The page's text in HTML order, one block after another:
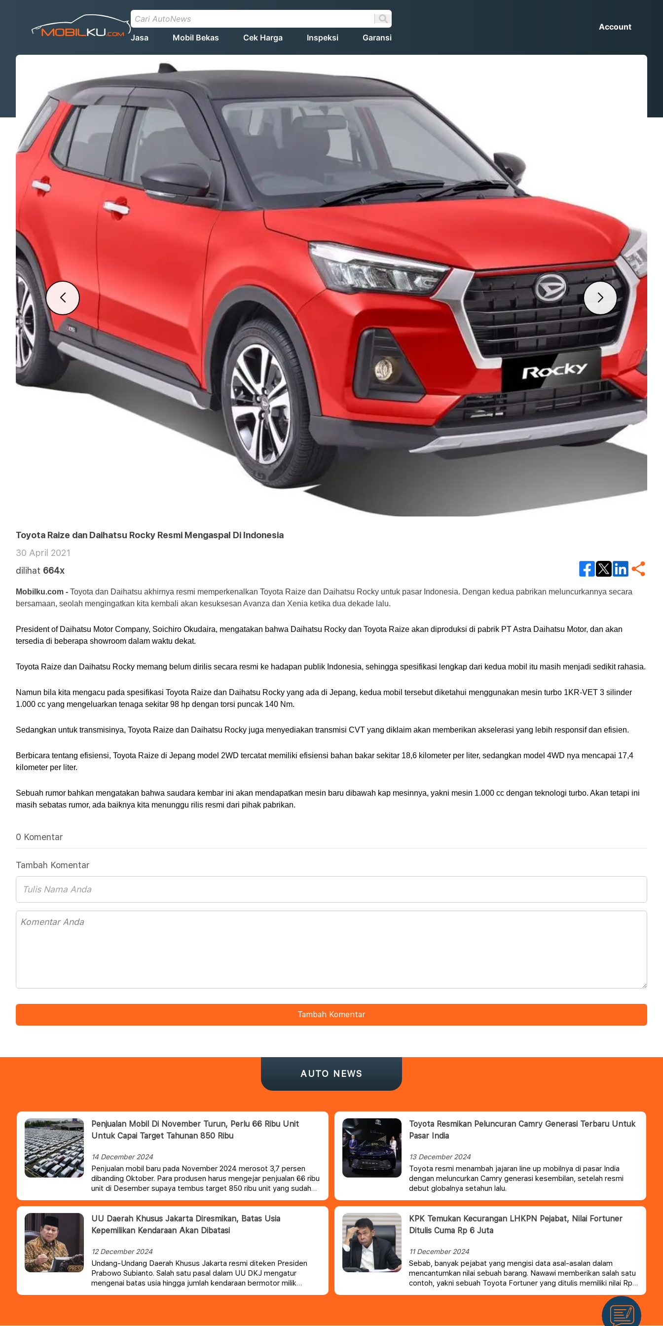
Jasa Mobil Bekas Cek Harga Inspeksi Garansi
Account
Toyota Raize dan Daihatsu Rocky Resmi Mengaspal Di Indonesia
30 April 2021
dilihat 664x
Mobilku.com - Toyota dan Daihatsu akhirnya resmi memperkenalkan Toyota Raize dan Daihatsu Rocky untuk pasar Indonesia. Dengan kedua pabrikan meluncurkannya secara
bersamaan, seolah mengingatkan kita kembali akan kesuksesan Avanza dan Xenia ketika dua dekade lalu.
President of Daihatsu Motor Company, Soichiro Okudaira, mengatakan bahwa Daihatsu Rocky dan Toyota Raize akan diproduksi di pabrik PT Astra Daihatsu Motor, dan akan
tersedia di beberapa showroom dalam waktu dekat.
Toyota Raize dan Daihatsu Rocky memang belum dirilis secara resmi ke hadapan publik Indonesia, sehingga spesifikasi lengkap dari kedua mobil itu masih menjadi sedikit rahasia.
Namun bila kita mengacu pada spesifikasi Toyota Raize dan Daihatsu Rocky yang ada di Jepang, kedua mobil tersebut diketahui menggunakan mesin turbo 1KR-VET 3 silinder
1.000 cc yang mengeluarkan tenaga sekitar 98 hp dengan torsi puncak 140 Nm.
Sedangkan untuk transmisinya, Toyota Raize dan Daihatsu Rocky juga menyediakan transmisi CVT yang diklaim akan memberikan akselerasi yang lebih responsif dan efisien.
Berbicara tentang efisiensi, Toyota Raize di Jepang model 2WD tercatat memiliki efisiensi bahan bakar sekitar 18,6 kilometer per liter, sedangkan model 4WD nya mencapai 17,4
kilometer per liter.
Sebuah rumor bahkan mengatakan bahwa saudara kembar ini akan mendapatkan mesin baru dibawah kap mesinnya, yakni mesin 1.000 cc dengan teknologi turbo. Akan tetapi ini
masih sebatas rumor, ada baiknya kita menunggu rilis resmi dari pihak pabrikan.
0 Komentar
Tambah Komentar
Tambah Komentar
AUTO NEWS
Penjualan Mobil Di November Turun, Perlu 66 Ribu Unit
Untuk Capai Target Tahunan 850 Ribu
14 December 2024
Penjualan mobil baru pada November 2024 merosot 3,7 persen
dibanding Oktober. Para produsen harus mengejar penjualan 66 ribu
unit di Desember supaya tembus target 850 ribu unit yang sudah
ditetapkan Gabungan Industri Kendaraan Bermotor Indonesia
(Gaikindo).
Toyota Resmikan Peluncuran Camry Generasi Terbaru Untuk
Pasar India
13 December 2024
Toyota resmi menambah jajaran line up mobilnya di pasar India
dengan meluncurkan Camry generasi kesembilan, setelah resmi
debut globalnya setahun lalu.
UU Daerah Khusus Jakarta Diresmikan, Batas Usia
Kepemilikan Kendaraan Akan Dibatasi
12 December 2024
Undang-Undang Daerah Khusus Jakarta resmi diteken Presiden
Prabowo Subianto. Salah satu pasal dalam UU DKJ mengatur
mengenai batas usia hingga jumlah kendaraan bermotor milik
perseorangan.
KPK Temukan Kecurangan LHKPN Pejabat, Nilai Fortuner
Ditulis Cuma Rp 6 Juta
11 December 2024
Sebab, banyak pejabat yang mengisi data asal-asalan dalam
mencantumkan nilai sebuah barang. Nawawi memberikan salah satu
contoh, yakni sebuah Toyota Fortuner yang ditulis memiliki nilai Rp6
juta.Padahal, mobil tersebut memiliki harga hingga ratusan juta
rupiah, bahkan kondisi bekasnya masih memiliki harga tinggi.